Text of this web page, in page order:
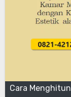
Cara